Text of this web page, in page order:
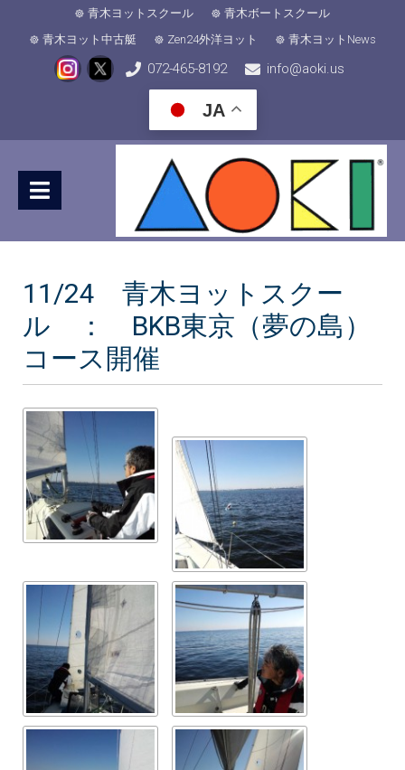
青木ヨットスクール
青木ボートスクール
青木ヨット中古艇
Zen24外洋ヨット 青木ヨットNews
072-465-8192 info@aoki.us
JA
11/24 青木ヨットスクー
ル ： BKB東京（夢の島）
コース開催